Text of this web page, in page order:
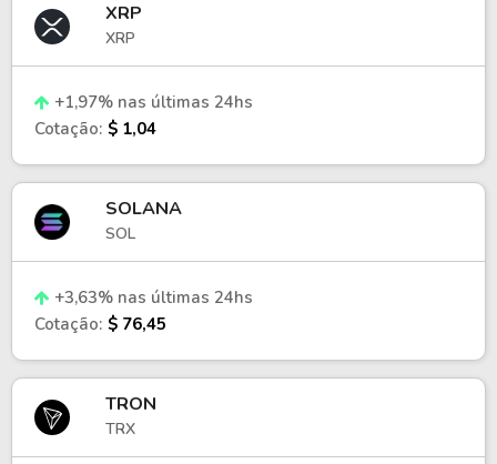
XRP
XRP
+1,97% nas últimas 24hs
Cotação: $ 1,04
SOLANA
SOL
+3,63% nas últimas 24hs
Cotação: $ 76,45
TRON
TRX